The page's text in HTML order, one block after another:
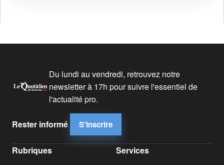
Du lundi au vendredi, retrouvez notre
newsletter à 17h pour suivre l'essentiel de
l'actualité pro.
Rester informé S'inscrire
Rubriques Services